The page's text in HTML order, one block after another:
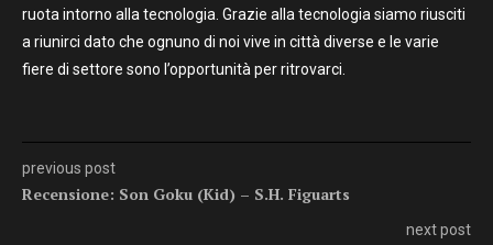
ruota intorno alla tecnologia. Grazie alla tecnologia siamo riusciti
a riunirci dato che ognuno di noi vive in città diverse e le varie
fiere di settore sono l’opportunità per ritrovarci.
previous post
Recensione: Son Goku (Kid) – S.H. Figuarts
next post